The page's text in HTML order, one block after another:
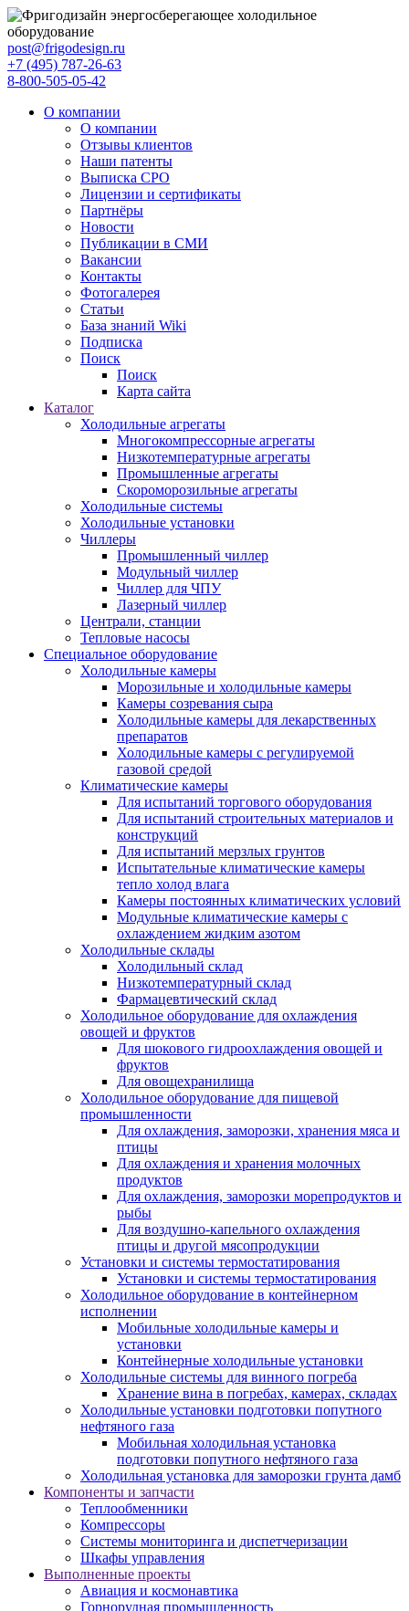
post@frigodesign.ru
+7 (495) 787-26-63
8-800-505-05-42
О компании
О компании
Отзывы клиентов
Наши патенты
Выписка СРО
Лицензии и сертификаты
Партнёры
Новости
Публикации в СМИ
Вакансии
Контакты
Фотогалерея
Статьи
База знаний Wiki
Подписка
Поиск
Поиск
Карта сайта
Каталог
Холодильные агрегаты
Многокомпрессорные агрегаты
Низкотемпературные агрегаты
Промышленные агрегаты
Скороморозильные агрегаты
Холодильные системы
Холодильные установки
Чиллеры
Промышленный чиллер
Модульный чиллер
Чиллер для ЧПУ
Лазерный чиллер
Централи, станции
Тепловые насосы
Специальное оборудование
Холодильные камеры
Морозильные и холодильные камеры
Камеры созревания сыра
Холодильные камеры для лекарственных
препаратов
Холодильные камеры с регулируемой
газовой средой
Климатические камеры
Для испытаний торгового оборудования
Для испытаний строительных материалов и
конструкций
Для испытаний мерзлых грунтов
Испытательные климатические камеры
тепло холод влага
Камеры постоянных климатических условий
Модульные климатические камеры с
охлаждением жидким азотом
Холодильные склады
Холодильный склад
Низкотемпературный склад
Фармацевтический склад
Холодильное оборудование для охлаждения
овощей и фруктов
Для шокового гидроохлаждения овощей и
фруктов
Для овощехранилища
Холодильное оборудование для пищевой
промышленности
Для охлаждения, заморозки, хранения мяса и
птицы
Для охлаждения и хранения молочных
продуктов
Для охлаждения, заморозки морепродуктов и
рыбы
Для воздушно-капельного охлаждения
птицы и другой мясопродукции
Установки и системы термостатирования
Установки и системы термостатирования
Холодильное оборудование в контейнерном
исполнении
Мобильные холодильные камеры и
установки
Контейнерные холодильные установки
Холодильные системы для винного погреба
Хранение вина в погребах, камерах, складах
Холодильные установки подготовки попутного
нефтяного газа
Мобильная холодильная установка
подготовки попутного нефтяного газа
Холодильная установка для заморозки грунта дамб
Компоненты и запчасти
Теплообменники
Компрессоры
Системы мониторинга и диспетчеризации
Шкафы управления
Выполненные проекты
Авиация и космонавтика
Горнорудная промышленность